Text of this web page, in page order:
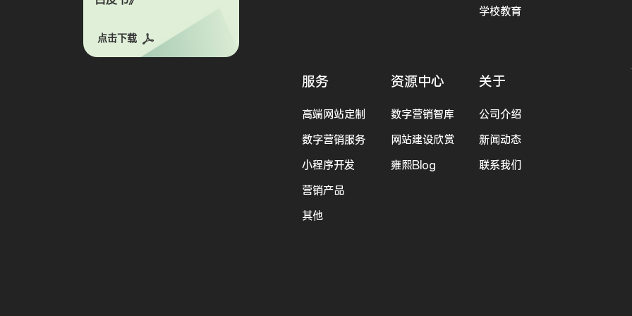
点击下载
学校教育
服务
高端网站定制
数字营销服务
小程序开发
营销产品
其他
资源中心
数字营销智库
网站建设欣赏
雍熙Blog
关于
公司介绍
新闻动态
联系我们